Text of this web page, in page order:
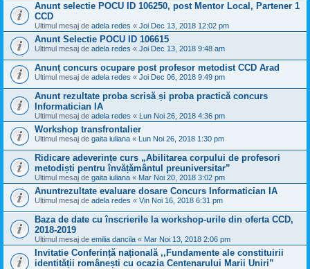
Anunt selectie POCU ID 106250, post Mentor Local, Partener 1
CCD
Ultimul mesaj de adela redes « Joi Dec 13, 2018 12:02 pm
Anunt Selectie POCU ID 106615
Ultimul mesaj de adela redes « Joi Dec 13, 2018 9:48 am
Anunț concurs ocupare post profesor metodist CCD Arad
Ultimul mesaj de adela redes « Joi Dec 06, 2018 9:49 pm
Anunt rezultate proba scrisă și proba practică concurs
Informatician IA
Ultimul mesaj de adela redes « Lun Noi 26, 2018 4:36 pm
Workshop transfrontalier
Ultimul mesaj de gaita iuliana « Lun Noi 26, 2018 1:30 pm
Ridicare adeverințe curs „Abilitarea corpului de profesori
metodiști pentru învățământul preuniversitar”
Ultimul mesaj de gaita iuliana « Mar Noi 20, 2018 3:02 pm
Anuntrezultate evaluare dosare Concurs Informatician IA
Ultimul mesaj de adela redes « Vin Noi 16, 2018 6:31 pm
Baza de date cu înscrierile la workshop-urile din oferta CCD,
2018-2019
Ultimul mesaj de emilia dancila « Mar Noi 13, 2018 2:06 pm
Invitatie Conferință națională ,,Fundamente ale constituirii
identității românești cu ocazia Centenarului Marii Uniri”